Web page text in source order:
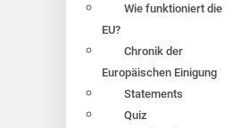
Wie funktioniert die
EU?
Chronik der
Europäischen Einigung
Statements
Quiz